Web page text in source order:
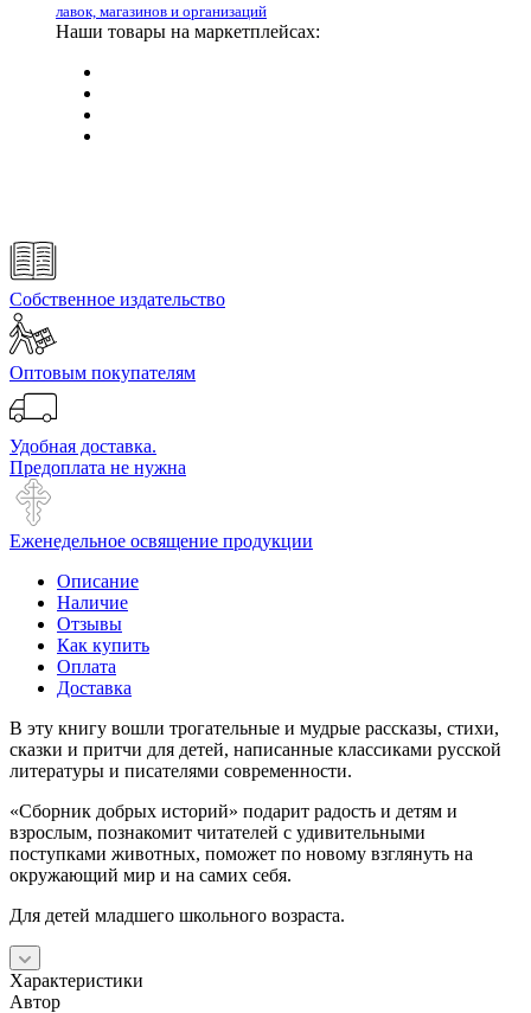
лавок, магазинов и организаций
Наши товары на маркетплейсах:
Собственное издательство
Оптовым покупателям
Удобная доставка.
Предоплата не нужна
Еженедельное освящение продукции
Описание
Наличие
Отзывы
Как купить
Оплата
Доставка
В эту книгу вошли трогательные и мудрые рассказы, стихи,
сказки и притчи для детей, написанные классиками русской
литературы и писателями современности.
«Сборник добрых историй» подарит радость и детям и
взрослым, познакомит читателей с удивительными
поступками животных, поможет по новому взглянуть на
окружающий мир и на самих себя.
Для детей младшего школьного возраста.
Характеристики
Автор